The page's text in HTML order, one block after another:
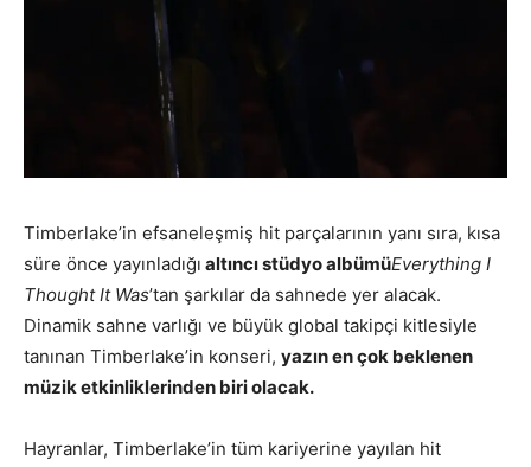
Timberlake’in efsaneleşmiş hit parçalarının yanı sıra, kısa
süre önce yayınladığı altıncı stüdyo albümüEverything I
Thought It Was’tan şarkılar da sahnede yer alacak.
Dinamik sahne varlığı ve büyük global takipçi kitlesiyle
tanınan Timberlake’in konseri, yazın en çok beklenen
müzik etkinliklerinden biri olacak.
Hayranlar, Timberlake’in tüm kariyerine yayılan hit